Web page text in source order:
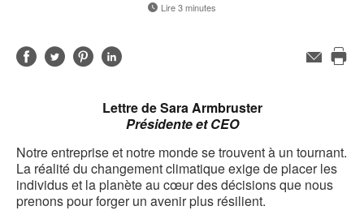
Lire 3 minutes
Partager
PartagerPartagerPartager
Adresse
Lettre de Sara Armbruster
Présidente et CEO
Notre entreprise et notre monde se trouvent à un tournant.
La réalité du changement climatique exige de placer les
individus et la planète au cœur des décisions que nous
prenons pour forger un avenir plus résilient.